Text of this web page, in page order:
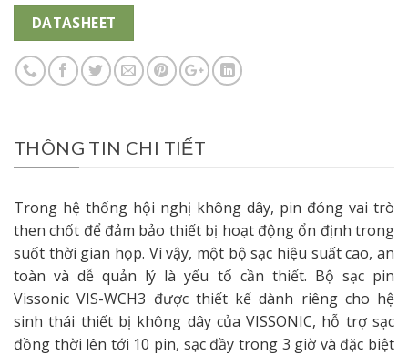
DATASHEET
THÔNG TIN CHI TIẾT
Trong hệ thống hội nghị không dây, pin đóng vai trò
then chốt để đảm bảo thiết bị hoạt động ổn định trong
suốt thời gian họp. Vì vậy, một bộ sạc hiệu suất cao, an
toàn và dễ quản lý là yếu tố cần thiết. Bộ sạc pin
Vissonic VIS-WCH3 được thiết kế dành riêng cho hệ
sinh thái thiết bị không dây của VISSONIC, hỗ trợ sạc
đồng thời lên tới 10 pin, sạc đầy trong 3 giờ và đặc biệt